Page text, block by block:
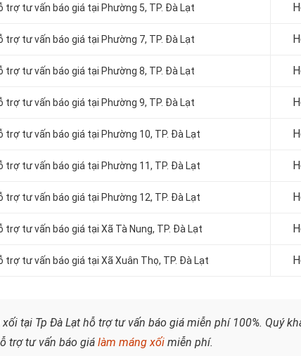
trợ tư vấn báo giá tại Phường 5, TP. Đà Lạt
trợ tư vấn báo giá tại Phường 7, TP. Đà Lạt
trợ tư vấn báo giá tại Phường 8, TP. Đà Lạt
trợ tư vấn báo giá tại Phường 9, TP. Đà Lạt
trợ tư vấn báo giá tại Phường 10, TP. Đà Lạt
trợ tư vấn báo giá tại Phường 11, TP. Đà Lạt
trợ tư vấn báo giá tại Phường 12, TP. Đà Lạt
tư vấn báo giá tại Xã Tà Nung, TP. Đà Lạt
trợ tư vấn báo giá tại Xã Xuân Thọ, TP. Đà Lạt
tại Tp Đà Lạt hỗ trợ tư vấn báo giá miễn phí 100%. Quý
trợ tư vấn báo giá làm máng xối miễn phí.